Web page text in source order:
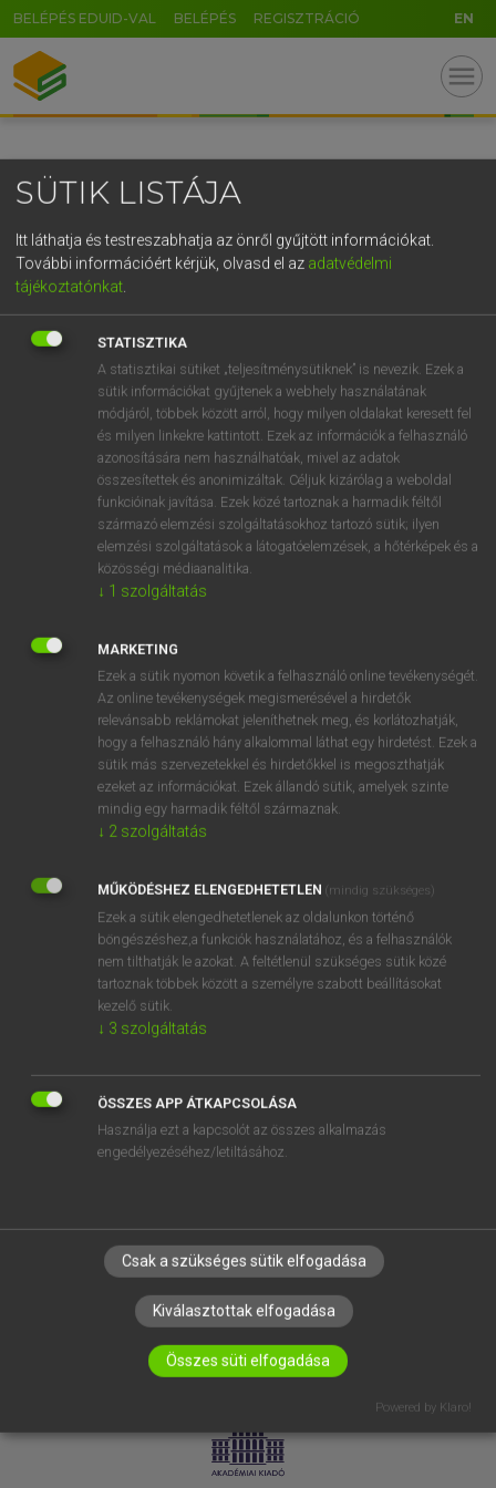
BELÉPÉS EDUID-VAL BELÉPÉS REGISZTRÁCIÓ EN
menu
OOOOPS!
SZOTAR.NET APPLIKÁCIÓ
MICROSOFT OFFICE BŐVÍTMÉNY
BEÉPÜLŐ SZÓTÁRMODUL
ONLINE NYELVVIZSGA
EGYÉNI FELHASZNÁLÓKNAK
TANULÓKNAK
OKTATÁSI INTÉZMÉNYEKNEK
VÁLLALATI MEGOLDÁSOK
RÓLUNK
ELÉRHETŐSÉG
SÜTI BEÁLLÍTÁSOK
LICENCSZERZŐDÉS ADATVÉDELEM
SÜTIK LISTÁJA
Itt láthatja és testreszabhatja az önről gyűjtött információkat.
További információért kérjük, olvasd el az adatvédelmi
tájékoztatónkat
STATISZTIKA
A statisztikai sütiket „teljesítménysütiknek” is nevezik. Ezek a
sütik információkat gyűjtenek a webhely használatának
módjáról, többek között arról, hogy milyen oldalakat keresett fel
és milyen linkekre kattintott. Ezek az információk a felhasználó
azonosítására nem használhatóak, mivel az adatok
összesítettek és anonimizáltak. Céljuk kizárólag a weboldal
funkcióinak javítása. Ezek közé tartoznak a harmadik féltől
származó elemzési szolgáltatásokhoz tartozó sütik; ilyen
elemzési szolgáltatások a látogatóelemzések, a hőtérképek és a
közösségi médiaanalitika.
↓ 1 szolgáltatás
MARKETING
Ezek a sütik nyomon követik a felhasználó online tevékenységét.
Az online tevékenységek megismerésével a hirdetők
relevánsabb reklámokat jeleníthetnek meg, és korlátozhatják,
hogy a felhasználó hány alkalommal láthat egy hirdetést. Ezek a
sütik más szervezetekkel és hirdetőkkel is megoszthatják
ezeket az információkat. Ezek állandó sütik, amelyek szinte
mindig egy harmadik féltől származnak.
↓ 2 szolgáltatás
MŰKÖDÉSHEZ ELENGEDHETETLEN (mindig szükséges)
Ezek a sütik elengedhetetlenek az oldalunkon történő
böngészéshez,a funkciók használatához, és a felhasználók
nem tilthatják le azokat. A feltétlenül szükséges sütik közé
tartoznak többek között a személyre szabott beállításokat
kezelő sütik.
↓ 3 szolgáltatás
ÖSSZES APP ÁTKAPCSOLÁSA
Használja ezt a kapcsolót az összes alkalmazás
engedélyezéséhez/letiltásához.
Csak a szükséges sütik elfogadása
Kiválasztottak elfogadása
Összes süti elfogadása
Powered by Klaro!
GR
5
g h k l
v b n m , . - AltGr